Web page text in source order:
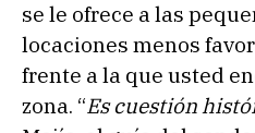
se le ofrece a las
locaciones menos
frente a la que usted
zona. “Es cuestión